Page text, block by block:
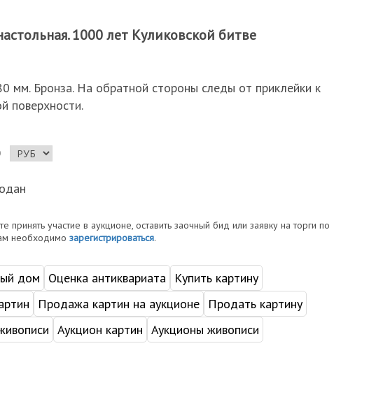
1000 лет Куликовской битве
мм. Бронза. На обратной стороны следы от приклейки к
поверхности.
принять участие в аукционе, оставить заочный бид или заявку на торги по
необходимо зарегистрироваться.
дом Оценка антиквариата
Купить картину
Продажа картин на аукционе
Продать картину
Аукцион картин Аукционы живописи